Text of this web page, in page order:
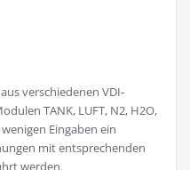
verschiedenen VDI-
TANK, LUFT, N2, H2O,
Eingaben ein
mit entsprechenden
werden.